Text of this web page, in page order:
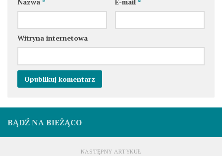
Nazwa * E-mail *
Witryna internetowa
BĄDŹ NA BIEŻĄCO
NASTĘPNY ARTYKUŁ